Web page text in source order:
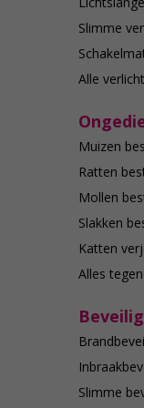
Slimme
Alle
Muizen
Ratten
Mollen
Slakken
Katten
Alles
Slimme